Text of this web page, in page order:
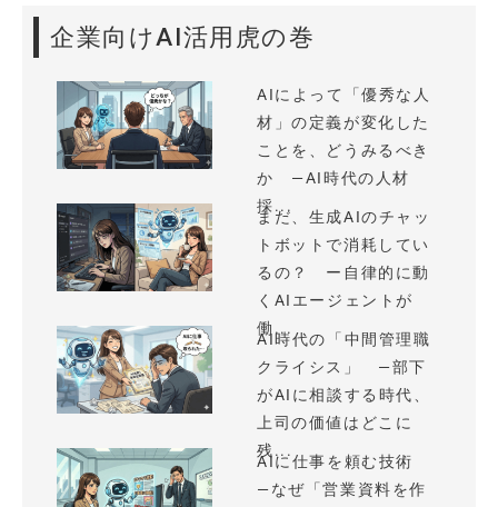
企業向けAI活用虎の巻
AIによって「優秀な人
材」の定義が変化した
ことを、どうみるべき
か —AI時代の人材
採...
まだ、生成AIのチャッ
トボットで消耗してい
るの？ ー自律的に動
くAIエージェントが
働...
AI時代の「中間管理職
クライシス」 —部下
がAIに相談する時代、
上司の価値はどこに
残...
AIに仕事を頼む技術
—なぜ「営業資料を作